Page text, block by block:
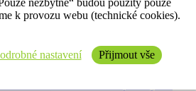
k provozu webu (technické cookies).
nastavení Přijmout vše
5000 kJ na příští týden
6000 kJ na příští týden
7000 kJ na příští týden
8000 kJ na příští týden